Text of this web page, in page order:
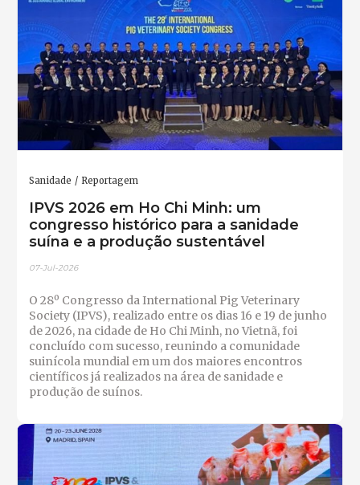
Sanidade Reportagem
IPVS 2026 em Ho Chi Minh: um
congresso histórico para a sanidade
suína e a produção sustentável
07-Jul-2026
O 28º Congresso da International Pig Veterinary
Society (IPVS), realizado entre os dias 16 e 19 de junho
de 2026, na cidade de Ho Chi Minh, no Vietnã, foi
concluído com sucesso, reunindo a comunidade
suinícola mundial em um dos maiores encontros
científicos já realizados na área de sanidade e
produção de suínos.